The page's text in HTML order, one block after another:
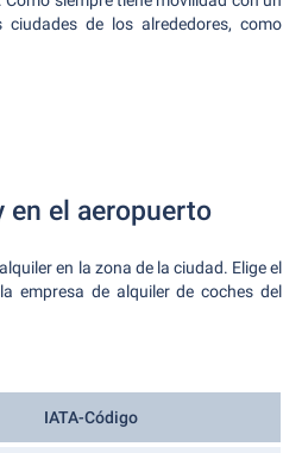
de los alrededores, como
en el aeropuerto
en la zona de la ciudad. Elige el
empresa de alquiler de coches del
IATA-Código